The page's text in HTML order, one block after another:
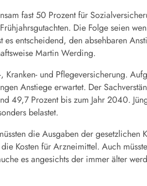
fast 50 Prozent für
Die Folge seien
entscheidend, den absehbaren
Martin Werding.
Kranken- und Pflegeversicherung.
Anstiege erwartet. Der
49,7 Prozent bis zum Jahr 2040.
belastet.
die Ausgaben der gesetzlichen
Kosten für Arzneimittel. Auch
es angesichts der immer älter